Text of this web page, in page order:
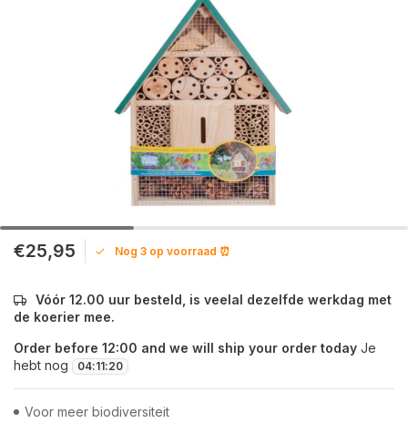
€25,95 Nog 3 op voorraad ⏰
Vóór 12.00 uur besteld, is veelal dezelfde werkdag met
de koerier mee.
Order before 12:00 and we will ship your order today Je
hebt nog
04:11:20
Voor meer biodiversiteit